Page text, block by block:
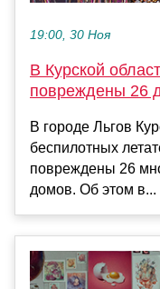
19:00, 30 Ноя
В Курской
повреждены 26
В городе Льгов
беспилотных
повреждены 26
домов. Об этом в...